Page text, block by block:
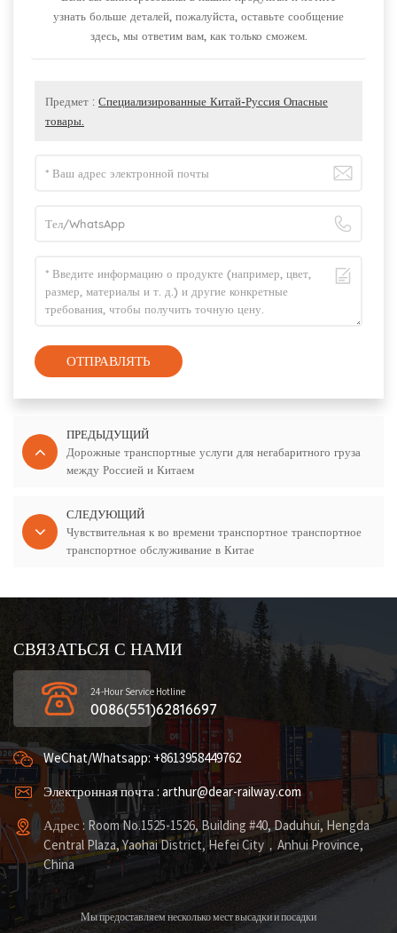
узнать больше деталей, пожалуйста, оставьте сообщение
здесь, мы ответим вам, как только сможем.
Предмет : Специализированные Китай-Руссия Опасные
товары.
ОТПРАВЛЯТЬ
ПРЕДЫДУЩИЙ
Дорожные транспортные услуги для негабаритного груза
между Россией и Китаем
СЛЕДУЮЩИЙ
Чувствительная к во времени транспортное транспортное
транспортное обслуживание в Китае
СВЯЗАТЬСЯ С НАМИ
24-Hour Service Hotline
0086(551)62816697
WeChat/Whatsapp: +8613958449762
Электронная почта : arthur@dear-railway.com
Адрес : Room No.1525-1526, Building #40, Daduhui, Hengda
Central Plaza, Yaohai District, Hefei City，Anhui Province,
China
Мы предоставляем несколько мест высадки и посадки